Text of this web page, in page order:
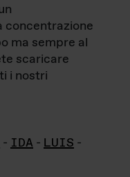
concentrazione
ma sempre al
scaricare
i nostri
- IDA - LUIS -